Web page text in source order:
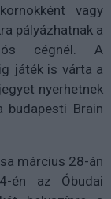
vagy
pályázhatnak a
cégnél. A
játék is várta a
nyerhetnek
budapesti Brain
március 28-án
én az Óbudai